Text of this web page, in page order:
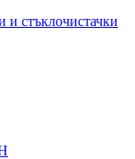
и стъклочистачки